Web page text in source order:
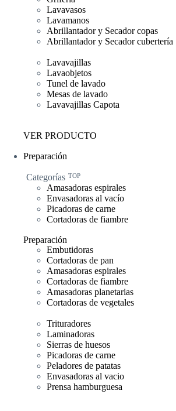
Lavavasos
Lavamanos
Abrillantador y Secador copas
Abrillantador y Secador cubertería
Lavavajillas
Lavaobjetos
Tunel de lavado
Mesas de lavado
Lavavajillas Capota
VER PRODUCTO
Preparación
Categorías TOP
Amasadoras espirales
Envasadoras al vacío
Picadoras de carne
Cortadoras de fiambre
Preparación
Embutidoras
Cortadoras de pan
Amasadoras espirales
Cortadoras de fiambre
Amasadoras planetarias
Cortadoras de vegetales
Trituradores
Laminadoras
Sierras de huesos
Picadoras de carne
Peladores de patatas
Envasadoras al vacio
Prensa hamburguesa